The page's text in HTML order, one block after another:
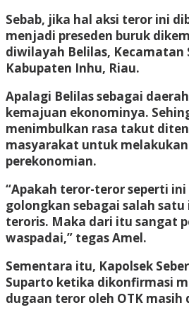
Sebab, jika hal aksi teror ini
menjadi preseden buruk
diwilayah Belilas, Kecamatan
Kabupaten Inhu, Riau.
Apalagi Belilas sebagai
kemajuan ekonominya.
menimbulkan rasa takut
masyarakat untuk
perekonomian.
“Apakah teror-teror seperti
golongkan sebagai salah
teroris. Maka dari itu sangat
waspadai,” tegas Amel.
Sementara itu, Kapolsek
Suparto ketika dikonfirmasi
dugaan teror oleh OTK